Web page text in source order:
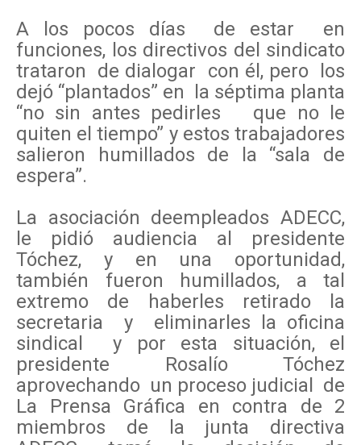
A los pocos días de estar en
funciones, los directivos del sindicato
trataron de dialogar con él, pero los
dejó “plantados” en la séptima planta
“no sin antes pedirles que no le
quiten el tiempo” y estos trabajadores
salieron humillados de la “sala de
espera”.
La asociación deempleados ADECC,
le pidió audiencia al presidente
Tóchez, y en una oportunidad,
también fueron humillados, a tal
extremo de haberles retirado la
secretaria y eliminarles la oficina
sindical y por esta situación, el
presidente Rosalío Tóchez
aprovechando un proceso judicial de
La Prensa Gráfica en contra de 2
miembros de la junta directiva